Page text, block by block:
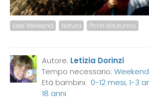
Idee Weekend Natura Ponti d'autunno
Autore: Letizia Dorinzi
Tempo necessario:Weekend
Età bambini:0-12 mesi,1-3
18 anni